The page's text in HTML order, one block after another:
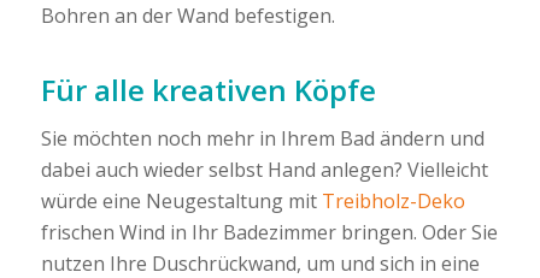
Bohren an der Wand befestigen.
Für alle kreativen Köpfe
Sie möchten noch mehr in Ihrem Bad ändern und
dabei auch wieder selbst Hand anlegen? Vielleicht
würde eine Neugestaltung mit Treibholz-Deko
frischen Wind in Ihr Badezimmer bringen. Oder Sie
nutzen Ihre Duschrückwand, um und sich in eine